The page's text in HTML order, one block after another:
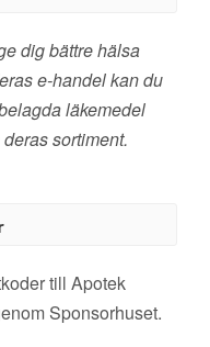
dig bättre hälsa
e-handel kan du
läkemedel
sortiment.
till Apotek
Sponsorhuset.